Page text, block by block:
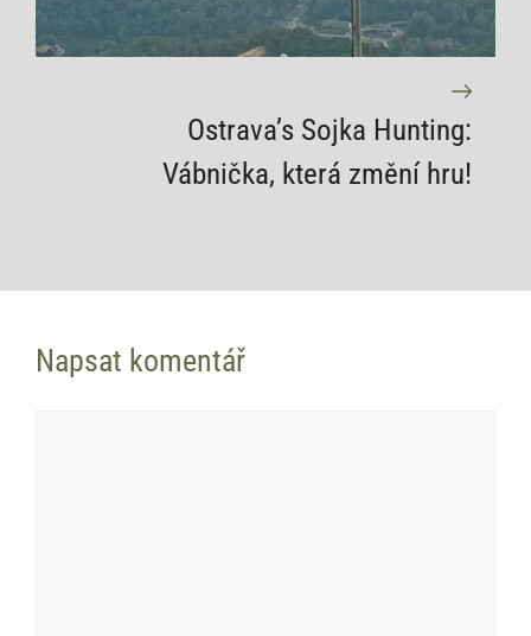
Ostrava’s Sojka Hunting:
Vábnička, která změní hru!
Napsat komentář